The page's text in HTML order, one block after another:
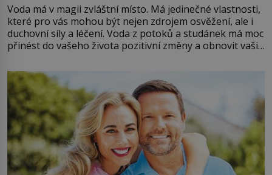
Voda má v magii zvláštní místo. Má jedinečné vlastnosti,
které pro vás mohou být nejen zdrojem osvěžení, ale i
duchovní síly a léčení. Voda z potoků a studánek má moc
přinést do vašeho života pozitivní změny a obnovit vaši
můžete obohatit své rituály a přinést do svého života
větší harmonii a klid. Je důležité